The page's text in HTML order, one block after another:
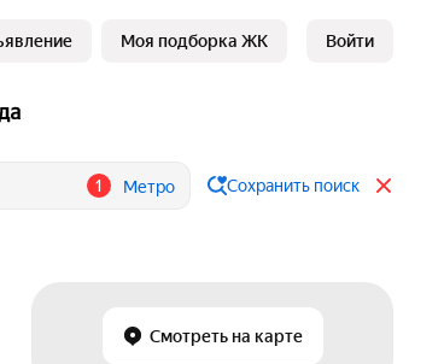
Моя подборка ЖК Войти
1 Метро Сохранить поиск
Смотреть на карте